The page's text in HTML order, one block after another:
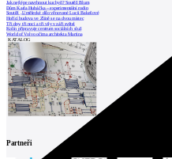
Jak nejlépe navrhnout kuchyň? Soutěž Blum
Dům Karla Hubáčka – experimentální rodin
Soutěž „Umělecké dílo věnované Lucii Bakešové
Hořící budova ve Zlíně se na dvou místec
Tři dny, tři noci a tři vily v záři světel
Kolín připravuje centrum sociálních služ
World of Volvo očima architekta Martina
KATALOG
Partneři